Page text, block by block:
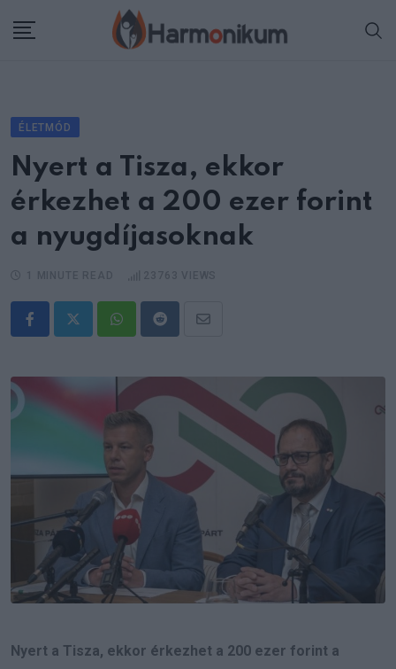
ÉLETMÓD
Nyert a Tisza, ekkor
érkezhet a 200 ezer forint
a nyugdíjasoknak
WhatsappRedditShare
Nyert a Tisza, ekkor érkezhet a 200 ezer forint a